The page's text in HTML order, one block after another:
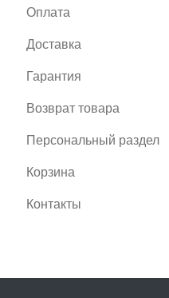
Оплата
Доставка
Гарантия
Возврат товара
Персональный раздел
Корзина
Контакты